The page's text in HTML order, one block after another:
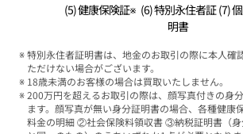
(5) 健康保険証※ (6) 特別永住者証
明書
(7)
特別永住者証明書は、地金のお取引の際に本人確
ただけない場合がございます。
18歳未満のお客様の場合は買取いたしません。
200万円を超えるお取引の際は、顔写真付きの身
ます。顔写真が無い身分証明書の場合、各種健
料金の明細 ②社会保険料領収書 ③納税証明書（